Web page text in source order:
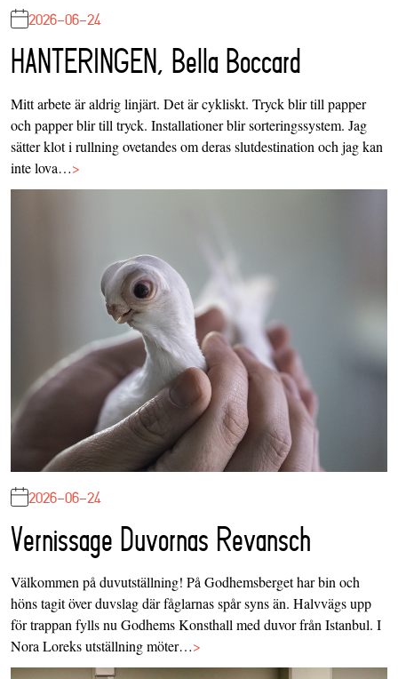
2026-06-24
HANTERINGEN, Bella Boccard
Mitt arbete är aldrig linjärt. Det är cykliskt. Tryck blir till papper
och papper blir till tryck. Installationer blir sorteringssystem. Jag
sätter klot i rullning ovetandes om deras slutdestination och jag kan
inte lova…>
2026-06-24
Vernissage Duvornas Revansch
Välkommen på duvutställning! På Godhemsberget har bin och
höns tagit över duvslag där fåglarnas spår syns än. Halvvägs upp
för trappan fylls nu Godhems Konsthall med duvor från Istanbul. I
Nora Loreks utställning möter…>